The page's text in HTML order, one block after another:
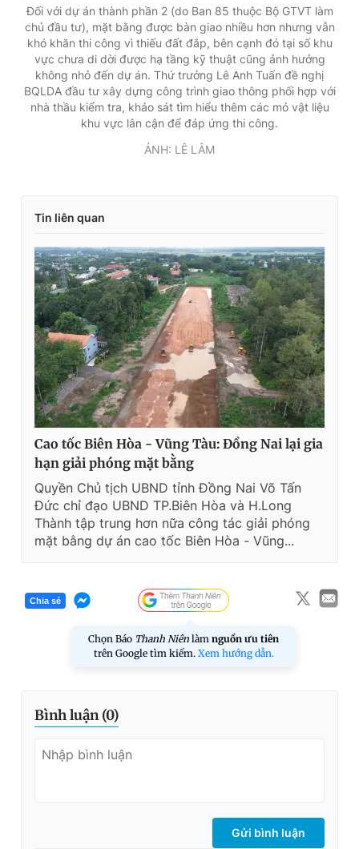
Đối với dự án thành phần 2 (do Ban 85 thuộc Bộ GTVT làm
chủ đầu tư), mặt bằng được bàn giao nhiều hơn nhưng vẫn
khó khăn thi công vì thiếu đất đắp, bên cạnh đó tại số khu
vực chưa di dời được hạ tầng kỹ thuật cũng ảnh hưởng
không nhỏ đến dự án. Thứ trưởng Lê Anh Tuấn đề nghị
BQLDA đầu tư xây dựng công trình giao thông phối hợp với
nhà thầu kiểm tra, khảo sát tìm hiểu thêm các mỏ vật liệu
khu vực lân cận để đáp ứng thi công.
ẢNH: LÊ LÂM
Tin liên quan
Cao tốc Biên Hòa - Vũng Tàu: Đồng Nai lại gia
hạn giải phóng mặt bằng
Quyền Chủ tịch UBND tỉnh Đồng Nai Võ Tấn
Đức chỉ đạo UBND TP.Biên Hòa và H.Long
Thành tập trung hơn nữa công tác giải phóng
mặt bằng dự án cao tốc Biên Hòa - Vũng...
Chia sẻ
Chọn Báo Thanh Niên làm nguồn ưu tiên
trên Google tìm kiếm. Xem hướng dẫn.
Bình luận (0)
Gửi bình luận